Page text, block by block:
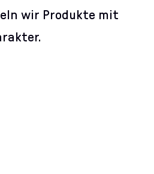
wir Produkte mit